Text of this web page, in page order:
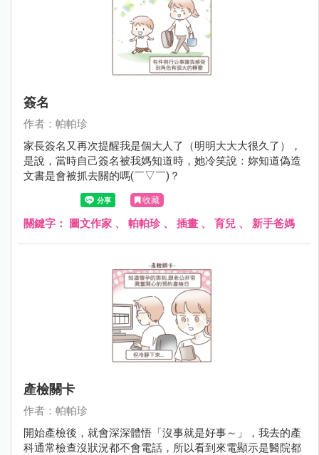
簽名
作者：帕帕珍
家長簽名又再次提醒我是個大人了（明明大大大很久了），
是說，當時自己簽名被我媽知道時，她冷笑說：妳知道偽造
文書是會被抓去關的嗎(￣▽￣)？
收藏
關鍵字： 圖文作家 、 帕帕珍、 插畫 、 育兒 、 新手爸媽
產檢關卡
作者：帕帕珍
開始產檢後，就會深深體悟「沒事就是好事～」，我去的產
科通常檢查沒狀況都不會電話，所以看到來電顯示是醫院都